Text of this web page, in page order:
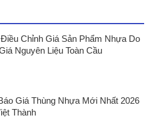
Chỉnh Giá Sản Phẩm Nhựa Do
Nguyên Liệu Toàn Cầu
Giá Thùng Nhựa Mới Nhất 2026
Thành